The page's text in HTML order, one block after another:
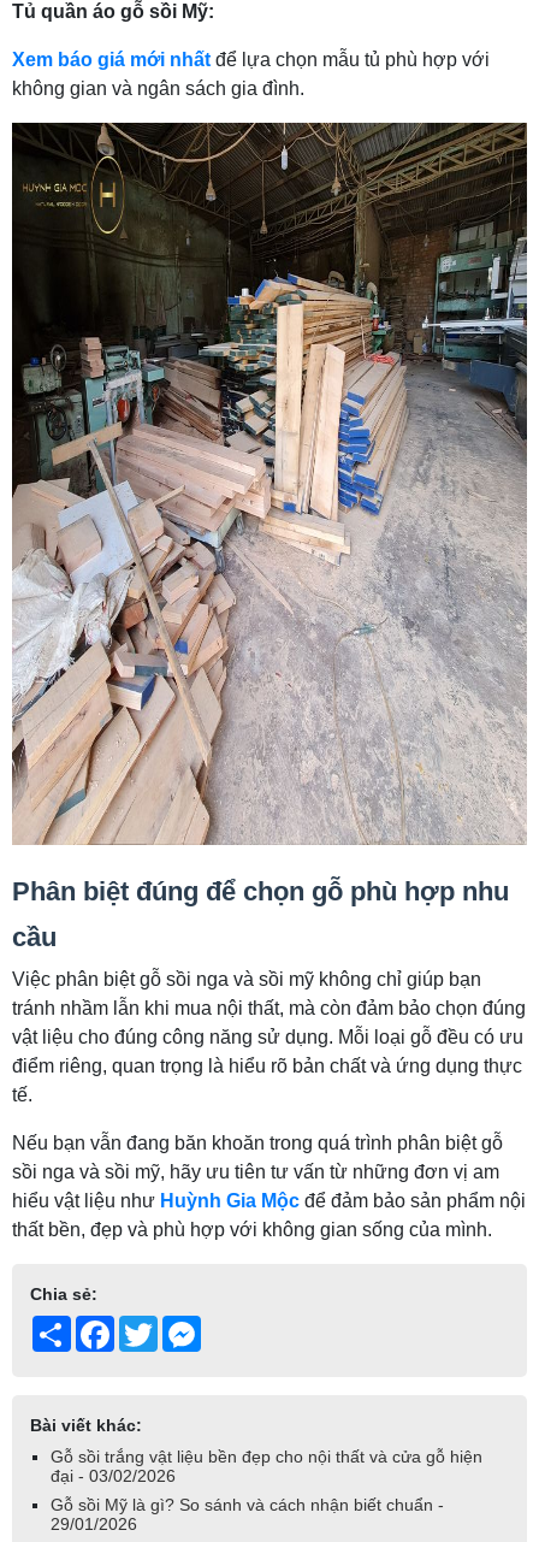
Tủ quần áo gỗ sồi Mỹ:
Xem báo giá mới nhất để lựa chọn mẫu tủ phù hợp với
không gian và ngân sách gia đình.
Phân biệt đúng để chọn gỗ phù hợp nhu
cầu
Việc phân biệt gỗ sồi nga và sồi mỹ không chỉ giúp bạn
tránh nhầm lẫn khi mua nội thất, mà còn đảm bảo chọn đúng
vật liệu cho đúng công năng sử dụng. Mỗi loại gỗ đều có ưu
điểm riêng, quan trọng là hiểu rõ bản chất và ứng dụng thực
tế.
Nếu bạn vẫn đang băn khoăn trong quá trình phân biệt gỗ
sồi nga và sồi mỹ, hãy ưu tiên tư vấn từ những đơn vị am
hiểu vật liệu như Huỳnh Gia Mộc để đảm bảo sản phẩm nội
thất bền, đẹp và phù hợp với không gian sống của mình.
Chia sẻ:
Share Facebook
Twitter
Bài viết khác:
Gỗ sồi trắng vật liệu bền đẹp cho nội thất và cửa gỗ hiện
đại - 03/02/2026
Gỗ sồi Mỹ là gì? So sánh và cách nhận biết chuẩn -
29/01/2026